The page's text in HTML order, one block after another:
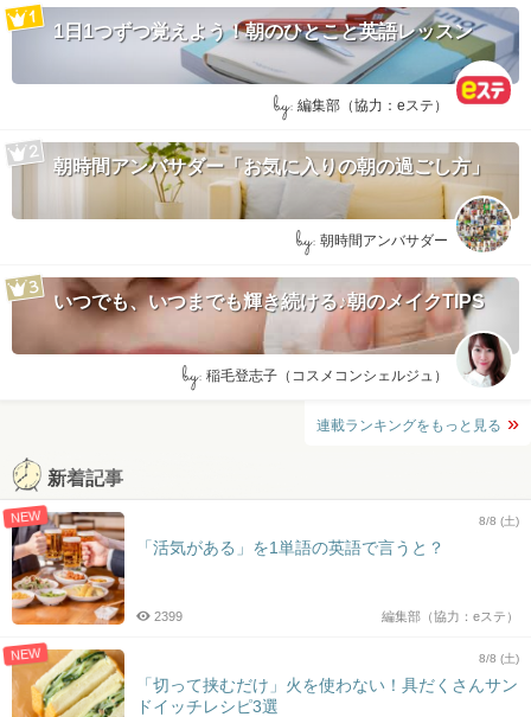
1日1つずつ覚えよう！朝のひとこと英語レッスン
by: 編集部（協力：eステ）
朝時間アンバサダー「お気に入りの朝の過ごし方」
by: 朝時間アンバサダー
いつでも、いつまでも輝き続ける♪朝のメイクTIPS
by: 稲毛登志子（コスメコンシェルジュ）
連載ランキングをもっと見る
新着記事
NEW 8/8 (土)
「活気がある」を1単語の英語で言うと？
編集部（協力：eステ）
2399
NEW 8/8 (土)
「切って挟むだけ」火を使わない！具だくさんサン
ドイッチレシピ3選